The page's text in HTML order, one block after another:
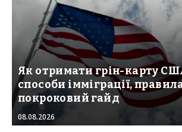
Як отримати грін-карту
способи імміграції,
покроковий гайд
08.08.2026